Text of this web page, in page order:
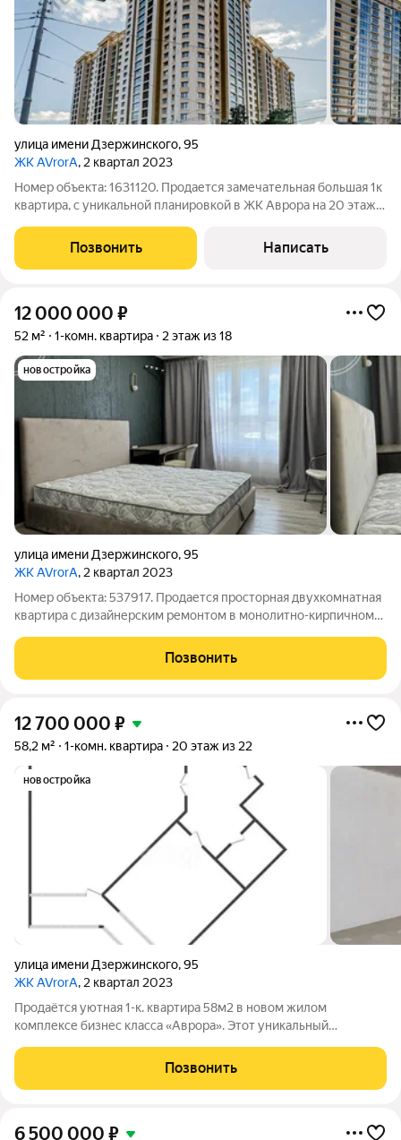
улица имени Дзержинского,95
ЖК AVrorA, 2 квартал 2023
Номер объекта: 1631120. Продается замечательная большая 1к
квартира, с уникальной планировкой в ЖК Авpopa на 20 этaже,
67 м2 по полу. Планировка узаоенеа.Квaртиpa куплeна за
наличные,
Позвонить Написать
12 000 000 ₽
52 м² 1-комн. квартира 2 этаж из 18
новостройка
улица имени Дзержинского,95
ЖК AVrorA, 2 квартал 2023
Номер объекта: 537917. Продается просторная двухкомнатная
квартира с дизайнерским ремонтом в монолитно-кирпичном
создают ощущение простора. Из окон открывается вид на
улицу. Кухня площадью 19 м
Позвонить
12 700 000 ₽
58,2 м² 1-комн. квартира 20 этаж из 22
новостройка
улица имени Дзержинского,95
ЖК AVrorA, 2 квартал 2023
Продаётся уютная 1-к. квартира 58м2 в новом жилом
комплексе бизнес класса «Аврора». Этот уникальный
обеспечивая удобное расположение вблизи улицы Красной и
исторического центра города. Квартира
Позвонить
6 500 000 ₽